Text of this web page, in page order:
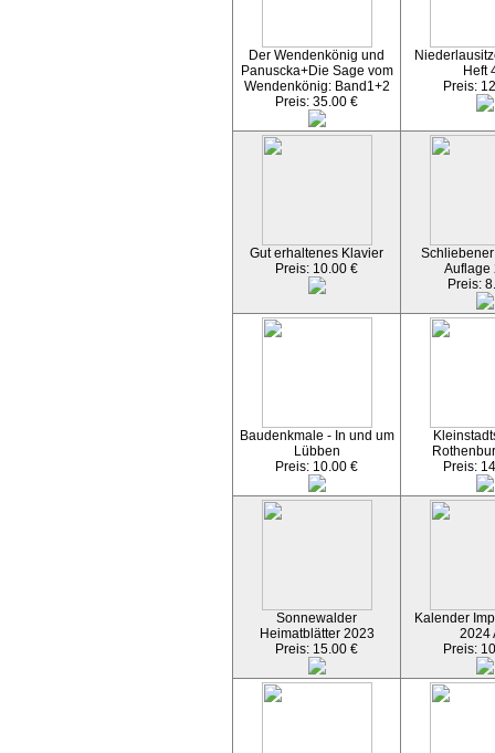
Der Wendenkönig und
Panuscka+Die Sage vom
Wendenkönig: Band1+2
Preis: 35.00 €
Heft
Preis:
Gut erhaltenes Klavier
Preis: 10.00 €
Auflage
Preis:
Baudenkmale - In und um
Lübben
Preis: 10.00 €
Preis:
Sonnewalder
Heimatblätter 2023
Preis: 15.00 €
Kalender
2024
Preis: